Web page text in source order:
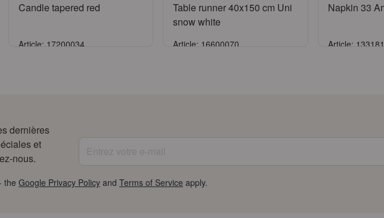
Candle tapered red
Article: 17200034
Table runner 40x150 cm Uni
snow white
Article: 16600070
Napkin 33
Article:
dernières
et
nous.
the Google Privacy Policy and Terms of Service apply.